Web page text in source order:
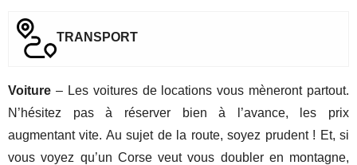
TRANSPORT
Voiture – Les voitures de locations vous mèneront partout.
N’hésitez pas à réserver bien à l’avance, les prix
augmentant vite. Au sujet de la route, soyez prudent ! Et, si
vous voyez qu’un Corse veut vous doubler en montagne,